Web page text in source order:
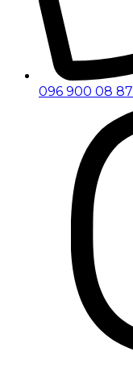
096 900 08 87